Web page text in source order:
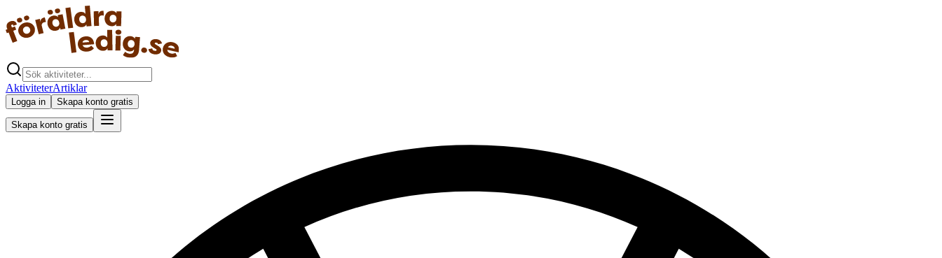
AktiviteterArtiklar
Logga in Skapa konto gratis
Skapa konto gratis